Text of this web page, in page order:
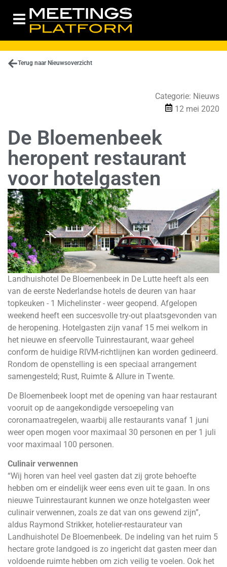
Terug naar Nieuwsoverzicht
Categorie: Nieuws
12 mei 2020
De Bloemenbeek
heropent restaurant
voor hotelgasten
Landhuishotel De Bloemenbeek in De Lutte heeft als een
van de eerste Nederlandse hotels de deuren van haar
topkeuken - 1 Michelinster - weer geopend. Afgelopen
weekend heeft een succesvolle try-out plaatsgevonden van
de heropening. Hotelgasten zijn vanaf 15 mei welkom in
het nieuwe en sfeervolle Tuinrestaurant, waar geheel
conform de huidige RIVM-richtlijnen kan worden gedineerd.
Rondom de openstelling is een speciaal arrangement
samengesteld; Rust, Ruimte & Allure in Twente.
De Bloemenbeek loopt met de opening van haar restaurant
vooruit op de aangekondigde versoepeling van
coronamaatregelen, waarbij alle restaurants vanaf 1 juni
weer open mogen voor maximaal 30 personen en per 1 juli
voor maximaal 100 personen.
Culinair verwennen
“Wij horen van heel veel gasten dat zij grote behoefte
hebben om er eindelijk weer eens even uit te gaan. In ons
nieuwe Tuinrestaurant kunnen we onze hotelgasten weer
culinair verwennen, zoals ze dat van ons gewend zijn”,
aldus Raymond Strikker, hotelier-restaurateur van
Landhuishotel De Bloemenbeek. De indeling van het ruim 5
hectare grote landgoed is zo ingericht dat gasten meer dan
voldoende ruimte hebben om zich veilig te voelen. Ook het